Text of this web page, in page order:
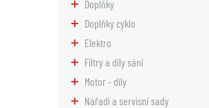
Doplňky
Doplňky cyklo
Elektro
Filtry a díly sání
Motor - díly
Nářadí a servisní sady